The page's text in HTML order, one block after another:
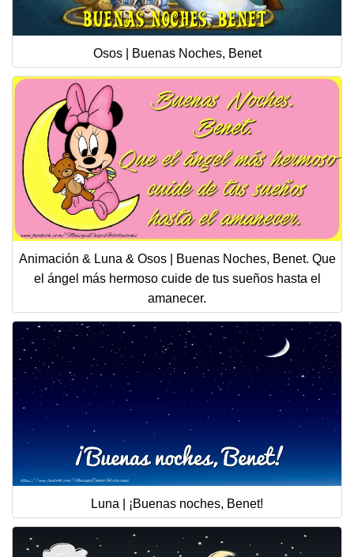
Osos | Buenas Noches, Benet
Animación & Luna & Osos | Buenas Noches, Benet. Que
el ángel más hermoso cuide de tus sueños hasta el
amanecer.
Luna | ¡Buenas noches, Benet!